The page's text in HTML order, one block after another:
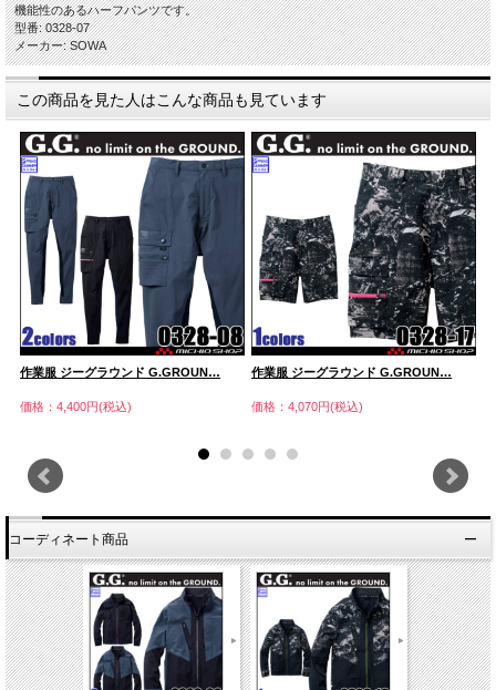
機能性のあるハーフパンツです。
型番: 0328-07
メーカー: SOWA
この商品を見た人はこんな商品も見ています
作業服 ジーグラウンド G.GROUN…
価格：4,400円(税込)
作業服 ジーグラウンド G.GROUN…
価格：4,070円(税込)
コーディネート商品